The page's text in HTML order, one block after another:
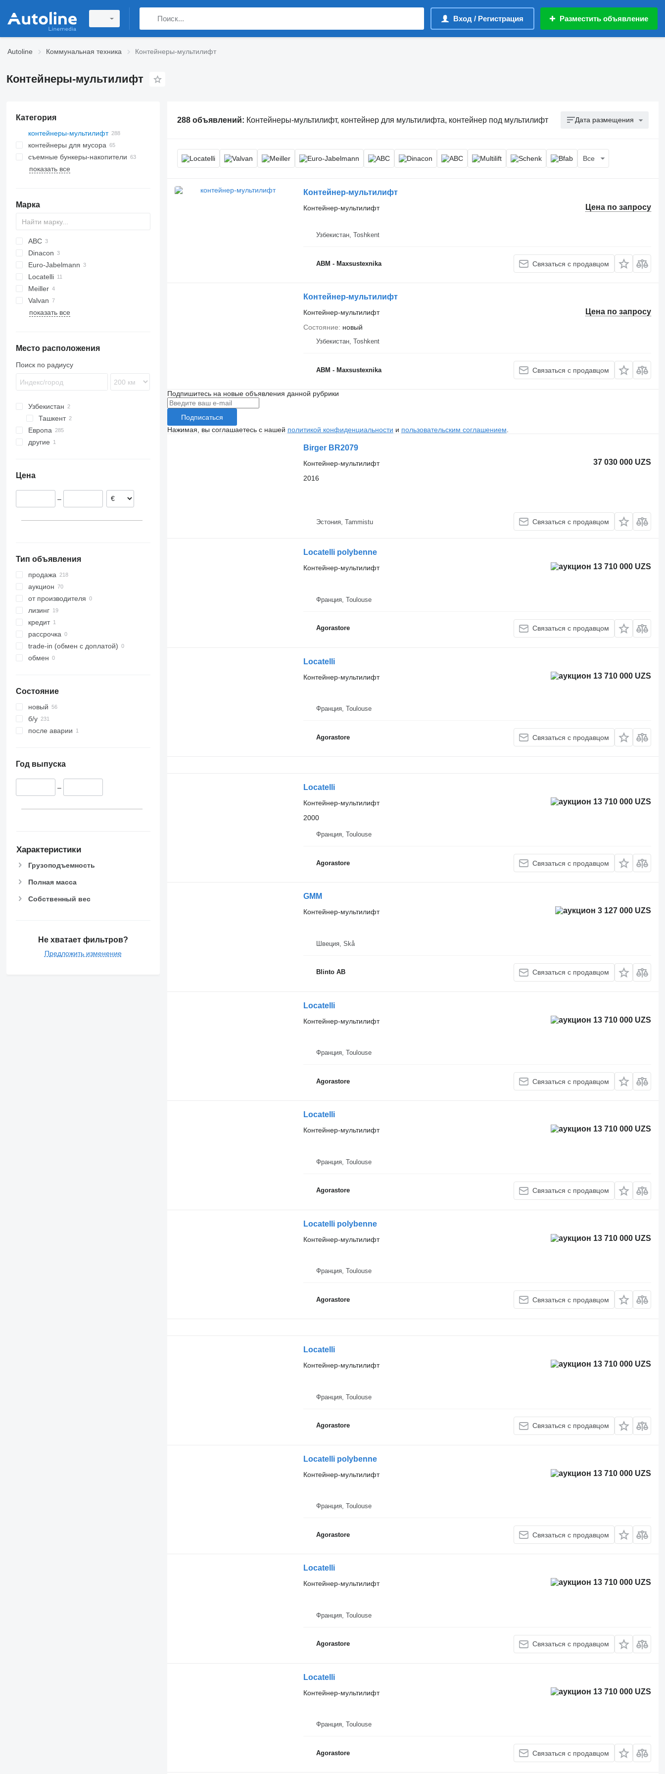
Вход / Регистрация Разместить объявление
Autoline Коммунальная техника Контейнеры-мультилифт
Контейнеры-мультилифт
Категория
контейнеры-мультилифт
контейнеры для мусора
съемные бункеры-накопители
показать все
Марка
ABC
Dinacon
Euro-Jabelmann
Locatelli
Meiller
ANCR
Valvan
показать все
Место расположения
Поиск по радиусу
Узбекистан
Ташкент
Европа
Германия
Финляндия
Швеция
другие
Цена
–
Тип объявления
продажа
аукцион
от производителя
лизинг
кредит
рассрочка
trade-in (обмен с доплатой)
обмен
Состояние
новый
б/у
после аварии
Год выпуска
–
Характеристики
Грузоподъемность
Полная масса
Собственный вес
Не хватает фильтров?
Предложить изменение
288 объявлений: Контейнеры-мультилифт, контейнер для мультилифта, контейнер под мультилифт Дата размещения
Все
Контейнер-мультилифт
Цена по запросу
Контейнер-мультилифт
Узбекистан, Тоshkent
ABM - Maxsustexnika Связаться с продавцом
Контейнер-мультилифт
Цена по запросу
Контейнер-мультилифт
Состояние
новый
Узбекистан, Тоshkent
ABM - Maxsustexnika Связаться с продавцом
Подпишитесь на новые объявления данной рубрики
Подписаться
Нажимая, вы соглашаетесь с нашей политикой конфиденциальности и пользовательским соглашением
Birger BR2079
37 030 000 UZS
Контейнер-мультилифт
2016
Эстония, Tammistu Связаться с продавцом
Locatelli polybenne
13 710 000 UZS
Контейнер-мультилифт
Франция, Toulouse
Agorastore Связаться с продавцом
Locatelli
13 710 000 UZS
Контейнер-мультилифт
Франция, Toulouse
Agorastore Связаться с продавцом
Locatelli
13 710 000 UZS
Контейнер-мультилифт
2000
Франция, Toulouse
Agorastore Связаться с продавцом
GMM
3 127 000 UZS
Контейнер-мультилифт
Швеция, Skå
Blinto AB Связаться с продавцом
Locatelli
13 710 000 UZS
Контейнер-мультилифт
Франция, Toulouse
Agorastore Связаться с продавцом
Locatelli
13 710 000 UZS
Контейнер-мультилифт
Франция, Toulouse
Agorastore Связаться с продавцом
Locatelli polybenne
13 710 000 UZS
Контейнер-мультилифт
Франция, Toulouse
Agorastore Связаться с продавцом
Locatelli
13 710 000 UZS
Контейнер-мультилифт
Франция, Toulouse
Agorastore Связаться с продавцом
Locatelli polybenne
13 710 000 UZS
Контейнер-мультилифт
Франция, Toulouse
Agorastore Связаться с продавцом
Locatelli
13 710 000 UZS
Контейнер-мультилифт
Франция, Toulouse
Agorastore Связаться с продавцом
Locatelli
13 710 000 UZS
Контейнер-мультилифт
Франция, Toulouse
Agorastore Связаться с продавцом